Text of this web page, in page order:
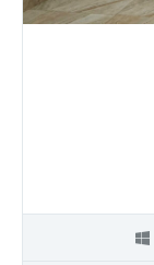
Nhà phố